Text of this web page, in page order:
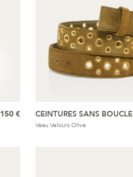
150 € CEINTURES SANS BOUCLE
Veau Velours Olive